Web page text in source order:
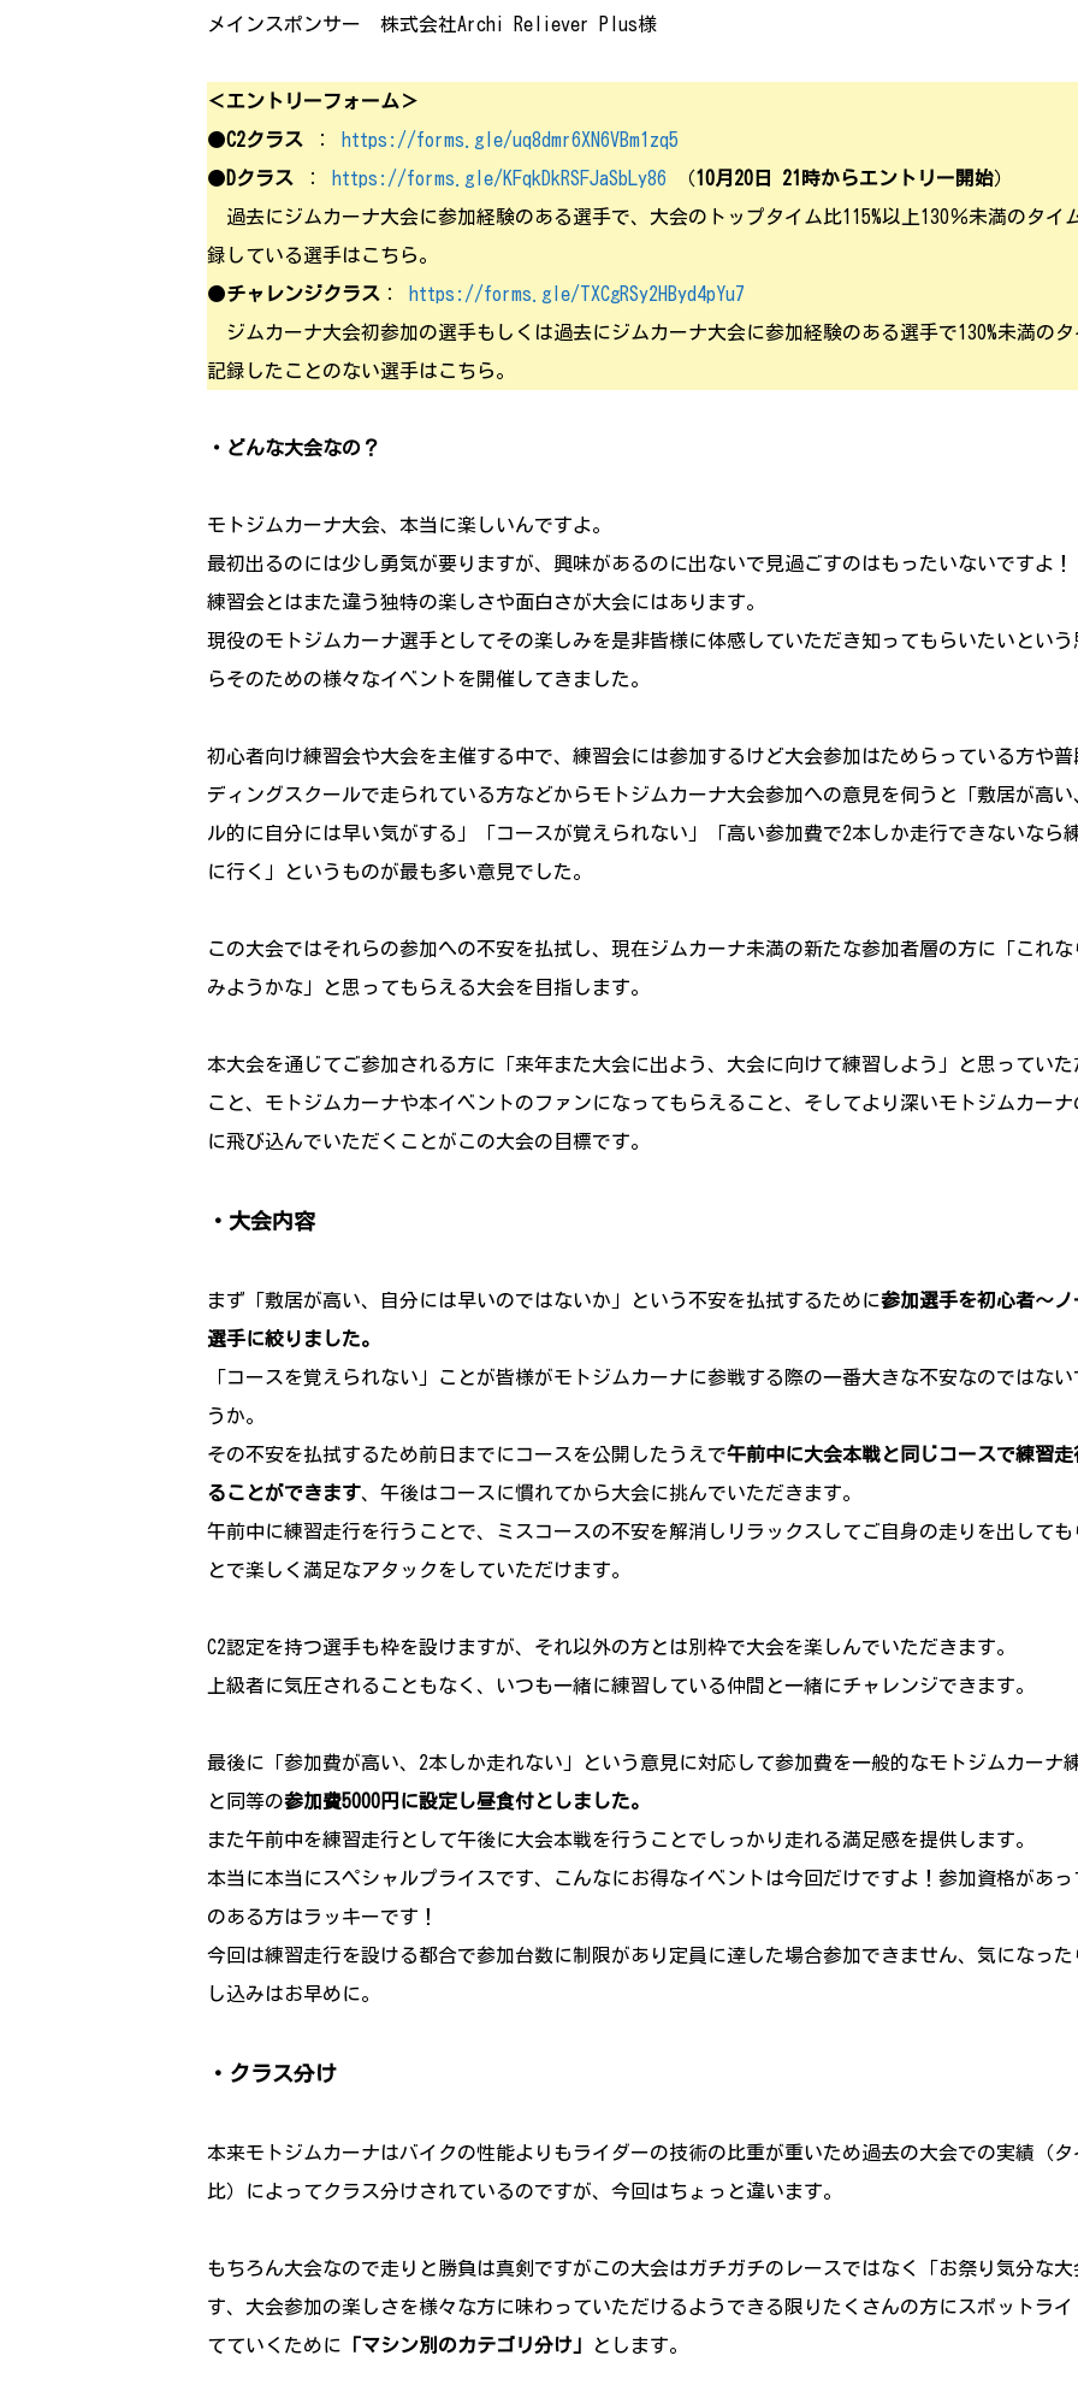
メインスポンサー 株式会社Archi Reliever Plus様
＜エントリーフォーム＞
●C2クラス ：
https://forms.gle/uq8dmr6XN6VBm1zq5
● Dクラス ： https://forms.gle/KFqkDkRSFJaSbLy86 （10月20日 21時からエントリー開始）
過去にジムカーナ大会に参加経験のある選手で、大会のトップタイム比115%以上130％未満のタイ
録している選手はこちら。
●チャレンジクラス ：
https://forms.gle/TXCgRSy2HByd4pYu7
ジムカーナ大会初参加の選手もしくは過去にジムカーナ大会に参加経験のある選手で130%未満の
記録したことのない選手はこちら。
・どんな大会なの？
モトジムカーナ大会、本当に楽しいんですよ。
最初出るのには少し勇気が要りますが、興味があるのに出ないで見過ごすのはもったいないですよ！
練習会とはまた違う独特の楽しさや面白さが大会にはあります。
現役のモトジムカーナ選手としてその楽しみを是非皆様に体感していただき知ってもらいたいという
らそのための様々なイベントを開催してきました。
初心者向け練習会や大会を主催する中で、練習会には参加するけど大会参加はためらっている方や普
ディングスクールで走られている方などからモトジムカーナ大会参加への意見を伺うと「敷居が高い
ル的に自分には早い気がする」「コースが覚えられない」「高い参加費で2本しか走行できないなら
に行く」というものが最も多い意見でした。
この大会ではそれらの参加への不安を払拭し、現在ジムカーナ未満の新たな参加者層の方に「これな
みようかな」と思ってもらえる大会を目指します。
本大会を通じてご参加される方に「来年また大会に出よう、大会に向けて練習しよう」と思っていた
こと、モトジムカーナや本イベントのファンになってもらえること、そしてより深いモトジムカーナ
に飛び込んでいただくことがこの大会の目標です。
・大会内容
まず「敷居が高い、自分には早いのではないか」という不安を払拭するために参加選手を初心者～ノ
選手に絞りました。
「コースを覚えられない」ことが皆様がモトジムカーナに参戦する際の一番大きな不安なのではない
うか。
その不安を払拭するため前日までにコースを公開したうえで午前中に大会本戦と同じコースで練習走
ることができます、午後はコースに慣れてから大会に挑んでいただきます。
午前中に練習走行を行うことで、ミスコースの不安を解消しリラックスしてご自身の走りを出しても
とで楽しく満足なアタックをしていただけます。
C2認定を持つ選手も枠を設けますが、それ以外の方とは別枠で大会を楽しんでいただきます。
上級者に気圧されることもなく、いつも一緒に練習している仲間と一緒にチャレンジできます。
最後に「参加費が高い、2本しか走れない」という意見に対応して参加費を一般的なモトジムカーナ
と同等の参加費5000円に設定し昼食付としました。
また午前中を練習走行として午後に大会本戦を行うことでしっかり走れる満足感を提供します。
本当に本当にスペシャルプライスです、こんなにお得なイベントは今回だけですよ！参加資格があっ
のある方はラッキーです！
今回は練習走行を設ける都合で参加台数に制限があり定員に達した場合参加できません、気になった
し込みはお早めに。
・クラス分け
本来モトジムカーナはバイクの性能よりもライダーの技術の比重が重いため過去の大会での実績（タ
比）によってクラス分けされているのですが、今回はちょっと違います。
もちろん大会なので走りと勝負は真剣ですがこの大会はガチガチのレースではなく「お祭り気分な大
す、大会参加の楽しさを様々な方に味わっていただけるようできる限りたくさんの方にスポットライ
てていくために
「マシン別のカテゴリ分け」 とします。